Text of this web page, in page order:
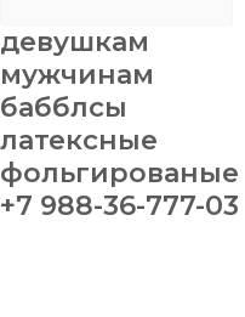
девушкам
мужчинам
бабблсы
латексные
фольгированые
+7 988-36-777-03